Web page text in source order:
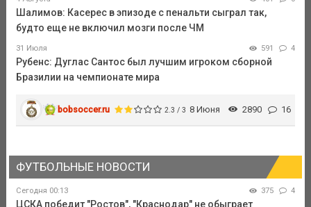
Шалимов: Касерес в эпизоде с пенальти сыграл так,
будто еще не включил мозги после ЧМ
31 Июля 591 4
Рубенс: Дуглас Сантос был лучшим игроком сборной
Бразилии на чемпионате мира
bobsoccer.ru 2.3 / 3 8 Июня 2890 16
ФУТБОЛЬНЫЕ НОВОСТИ
Сегодня 00:13 375 4
ЦСКА победит "Ростов", "Краснодар" не обыграет